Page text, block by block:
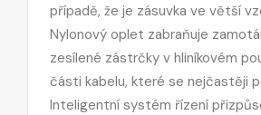
případě, že je zásuvka ve větší
Nylonový oplet zabraňuje
zesílené zástrčky v hliníkovém
části kabelu, které se nejčastěji
Inteligentní systém řízení